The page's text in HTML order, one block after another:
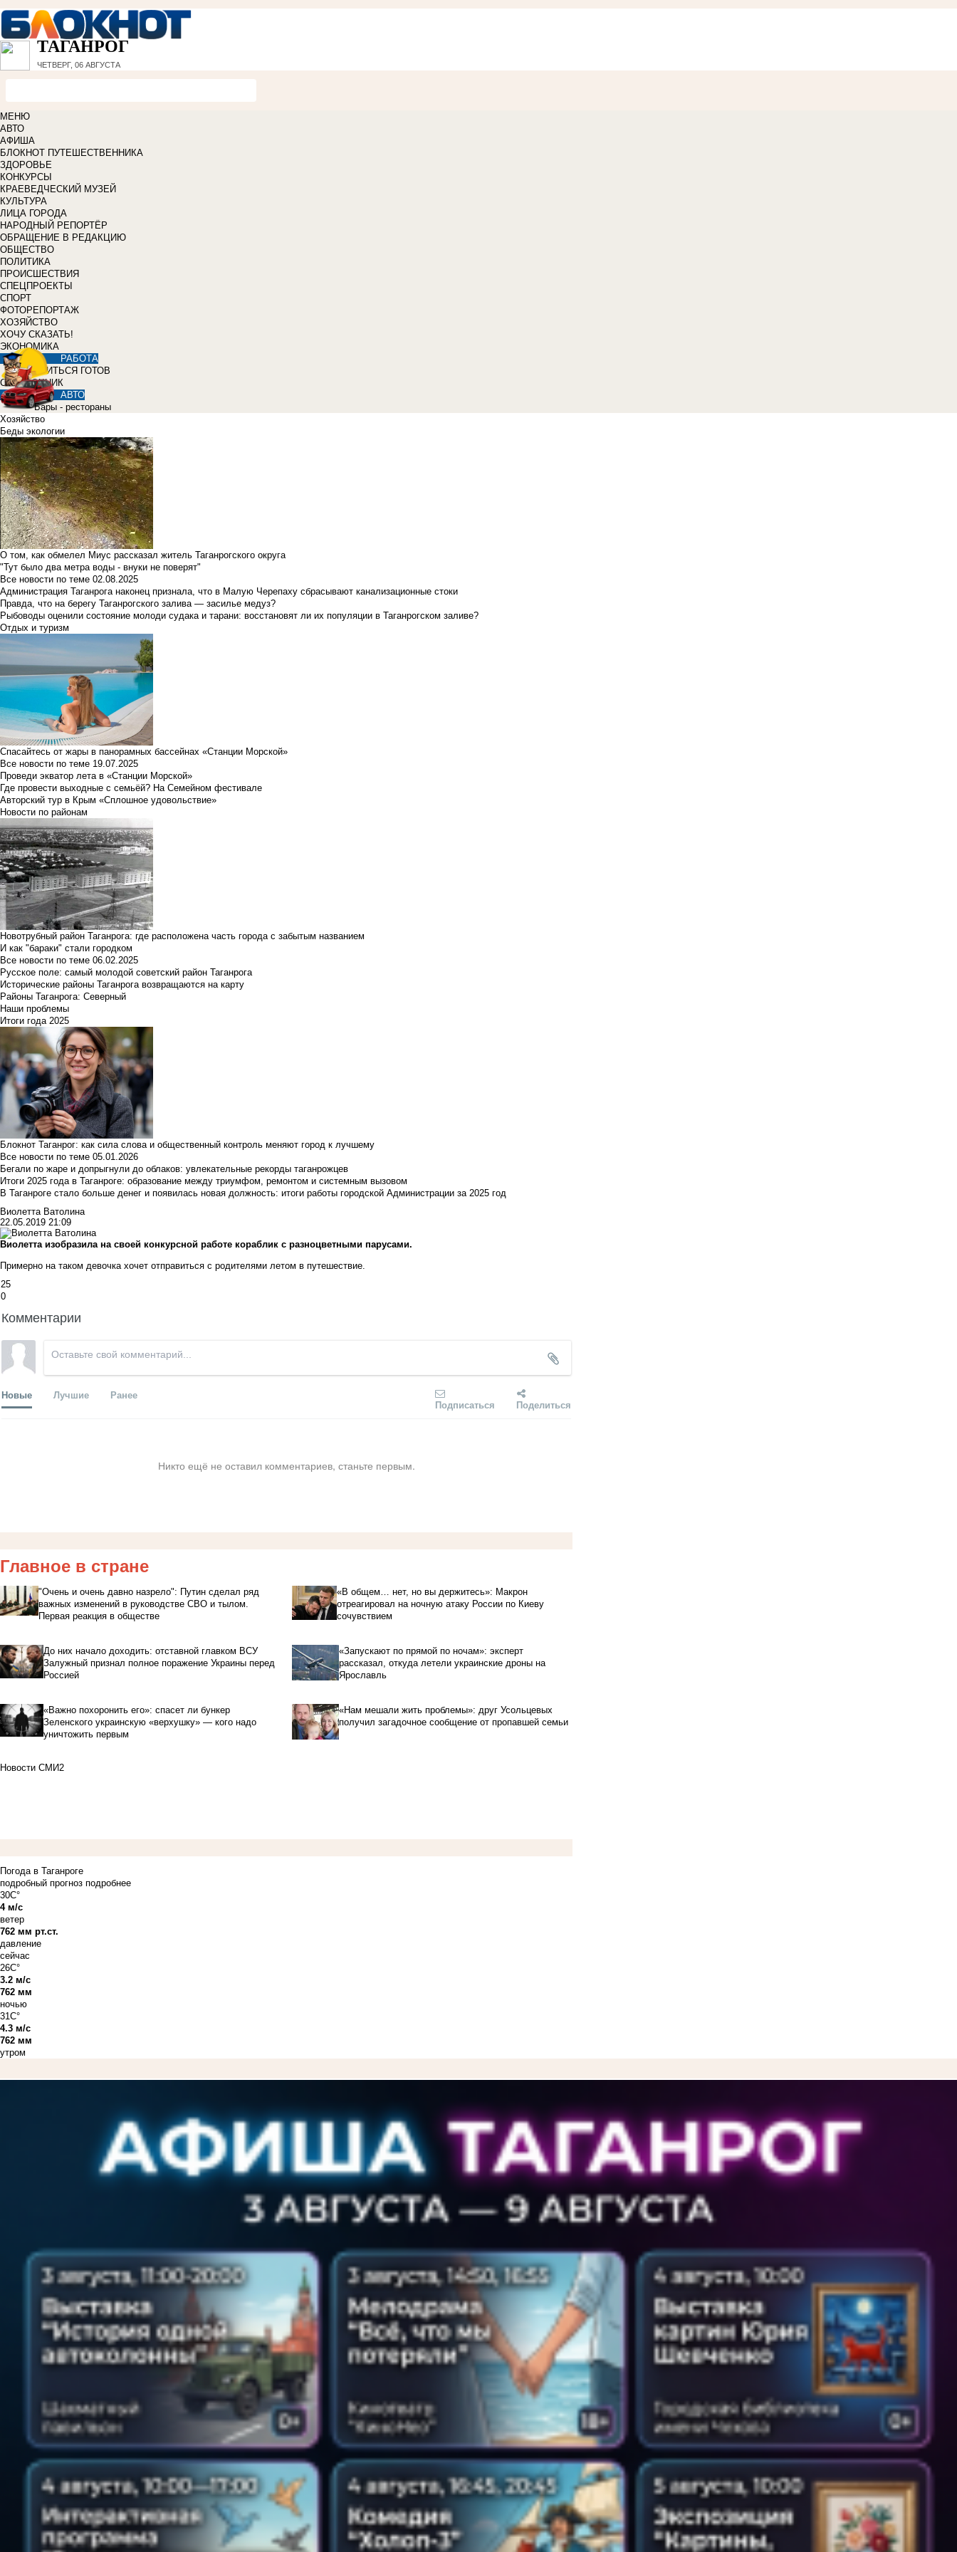
ТАГАНРОГ
ЧЕТВЕРГ, 06 АВГУСТА
МЕНЮ
АВТО
АФИША
БЛОКНОТ ПУТЕШЕСТВЕННИКА
ЗДОРОВЬЕ
КОНКУРСЫ
КРАЕВЕДЧЕСКИЙ МУЗЕЙ
КУЛЬТУРА
ЛИЦА ГОРОДА
НАРОДНЫЙ РЕПОРТЁР
ОБРАЩЕНИЕ В РЕДАКЦИЮ
ОБЩЕСТВО
ПОЛИТИКА
ПРОИСШЕСТВИЯ
СПЕЦПРОЕКТЫ
СПОРТ
ФОТОРЕПОРТАЖ
ХОЗЯЙСТВО
ХОЧУ СКАЗАТЬ!
ЭКОНОМИКА
РАБОТА
УЧИТЬСЯ ГОТОВ
СПРАВОЧНИК
АВТО
Бары - рестораны
Хозяйство
Беды экологии
О том, как обмелел Миус рассказал житель Таганрогского округа
"Тут было два метра воды - внуки не поверят"
Все новости по теме 02.08.2025
Администрация Таганрога наконец признала, что в Малую Черепаху сбрасывают канализационные стоки
Правда, что на берегу Таганрогского залива — засилье медуз?
Рыбоводы оценили состояние молоди судака и тарани: восстановят ли их популяции в Таганрогском заливе?
Отдых и туризм
Спасайтесь от жары в панорамных бассейнах «Станции Морской»
Все новости по теме 19.07.2025
Проведи экватор лета в «Станции Морской»
Где провести выходные с семьёй? На Семейном фестивале
Авторский тур в Крым «Сплошное удовольствие»
Новости по районам
Новотрубный район Таганрога: где расположена часть города с забытым названием
И как "бараки" стали городком
Все новости по теме 06.02.2025
Русское поле: самый молодой советский район Таганрога
Исторические районы Таганрога возвращаются на карту
Районы Таганрога: Северный
Наши проблемы
Итоги года 2025
Блокнот Таганрог: как сила слова и общественный контроль меняют город к лучшему
Все новости по теме 05.01.2026
Бегали по жаре и допрыгнули до облаков: увлекательные рекорды таганрожцев
Итоги 2025 года в Таганроге: образование между триумфом, ремонтом и системным вызовом
В Таганроге стало больше денег и появилась новая должность: итоги работы городской Администрации за 2025 год
Виолетта Ватолина
22.05.2019 21:09
Виолетта изобразила на своей конкурсной работе кораблик с разноцветными парусами.
Примерно на таком девочка хочет отправиться с родителями летом в путешествие.
25
0
Комментарии
Новые Лучшие Ранее
Подписаться Поделиться
Никто ещё не оставил комментариев, станьте первым.
Главное в стране
"Очень и очень давно назрело": Путин сделал ряд
важных изменений в руководстве СВО и тылом.
Первая реакция в обществе
«В общем… нет, но вы держитесь»: Макрон
отреагировал на ночную атаку России по Киеву
сочувствием
До них начало доходить: отставной главком ВСУ
Залужный признал полное поражение Украины перед
Россией
«Запускают по прямой по ночам»: эксперт
рассказал, откуда летели украинские дроны на
Ярославль
«Важно похоронить его»: спасет ли бункер
Зеленского украинскую «верхушку» — кого надо
уничтожить первым
«Нам мешали жить проблемы»: друг Усольцевых
получил загадочное сообщение от пропавшей семьи
Новости СМИ2
Погода в Таганроге
подробный прогноз подробнее
30C°
4 м/с
ветер
762 мм рт.ст.
давление
сейчас
26C°
3.2 м/с
762 мм
ночью
31C°
4.3 м/с
762 мм
утром